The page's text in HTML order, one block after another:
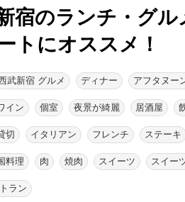
宿のランチ・グル
トにオススメ！
武新宿 グルメ ディナー アフタヌー
イン 個室 夜景が綺麗 居酒屋
切 イタリアン フレンチ ステーキ
料理 肉 焼肉 スイーツ スイー
ラン